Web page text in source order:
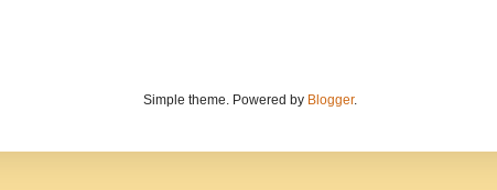
Simple theme. Powered by Blogger.